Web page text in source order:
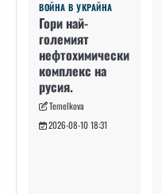
ВОЙНА В УКРАЙНА
Гори най-
големият
нефтохимически
комплекс на
русия.
Temelkova
2026-08-10 18:31